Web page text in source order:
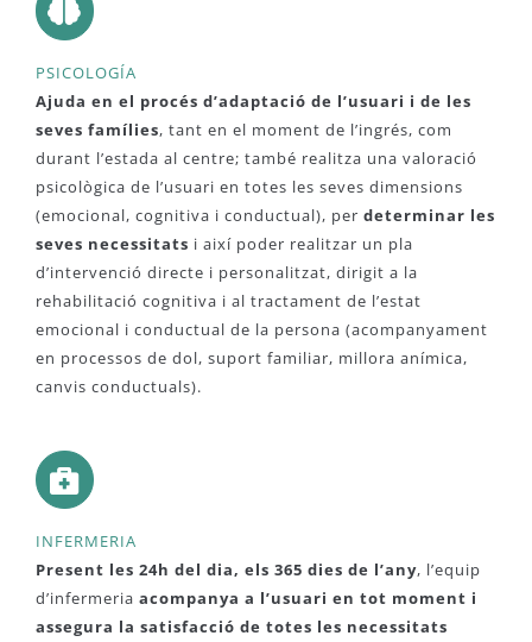
PSICOLOGÍA
Ajuda en el procés d’adaptació de l’usuari i de les
seves famílies, tant en el moment de l’ingrés, com
durant l’estada al centre; també realitza una valoració
psicològica de l’usuari en totes les seves dimensions
(emocional, cognitiva i conductual), per determinar les
seves necessitats i així poder realitzar un pla
d’intervenció directe i personalitzat, dirigit a la
rehabilitació cognitiva i al tractament de l’estat
emocional i conductual de la persona (acompanyament
en processos de dol, suport familiar, millora anímica,
canvis conductuals).
INFERMERIA
Present les 24h del dia, els 365 dies de l’any, l’equip
d’infermeria acompanya a l’usuari en tot moment i
assegura la satisfacció de totes les necessitats